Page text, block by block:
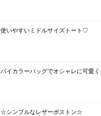
使いやすいミドルサイズトート♡
バイカラーバッグでオシャレに可愛
☆シンプルなレザーボストン☆